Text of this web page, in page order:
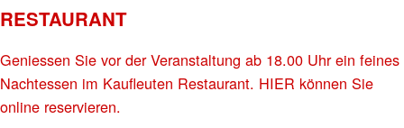
RESTAURANT
Geniessen Sie vor der Veranstaltung ab 18.00 Uhr ein feines
Nachtessen im Kaufleuten Restaurant. HIER können Sie
online reservieren.